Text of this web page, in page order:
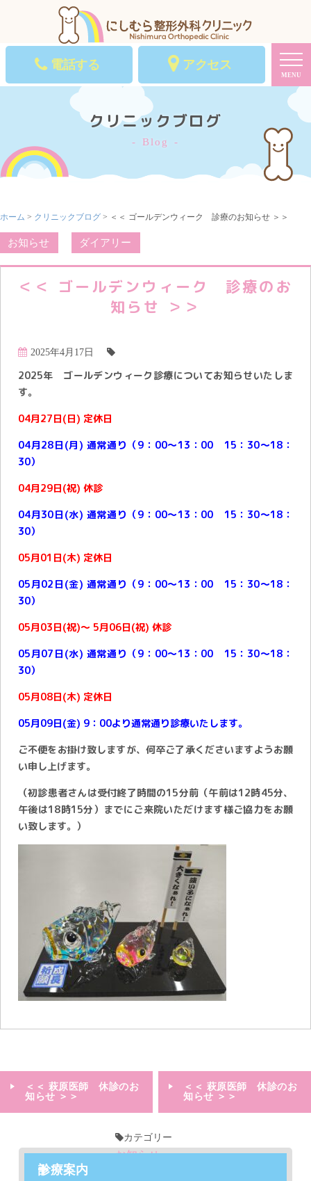
電話する アクセス
MENU
クリニックブログ
Blog
ホーム > クリニックブログ> ＜＜ ゴールデンウィーク 診療のお知らせ ＞＞
お知らせ ダイアリー
＜＜ ゴールデンウィーク 診療のお
知らせ ＞＞
2025年4月17日
2025年 ゴールデンウィーク診療についてお知らせいたしま
す。
04月27日(日) 定休日
04月28日(月) 通常通り（9：00～13：00 15：30～18：
30）
04月29日(祝) 休診
04月30日(水) 通常通り（9：00～13：00 15：30～18：
30）
05月01日(木) 定休日
05月02日(金) 通常通り（9：00～13：00 15：30～18：
30）
05月03日(祝)～ 5月06日(祝) 休診
05月07日(水) 通常通り（9：00～13：00 15：30～18：
30）
05月08日(木) 定休日
05月09日(金) 9：00より通常通り診療いたします。
ご不便をお掛け致しますが、何卒ご了承くださいますようお願
い申し上げます。
（初診患者さんは受付終了時間の15分前（午前は12時45分、
午後は18時15分）までにご来院いただけます様ご協力をお願
い致します。）
＜＜ 萩原医師 休診のお
知らせ ＞＞
＜＜ 萩原医師 休診のお
知らせ ＞＞
カテゴリー
お知らせ
診療案内